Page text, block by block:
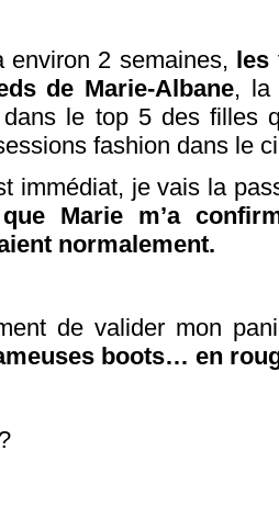
environ 2 semaines, les
de Marie-Albane, la
dans le top 5 des filles
fashion dans le
immédiat, je vais la
que Marie m’a
normalement.
de valider mon
boots… en